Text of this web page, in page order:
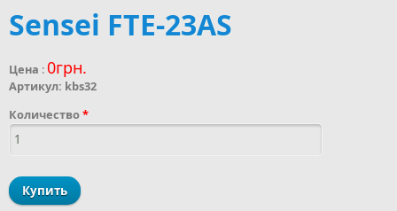
Sensei FTE-23AS
Цена :0грн.
Артикул: kbs32
Количество*